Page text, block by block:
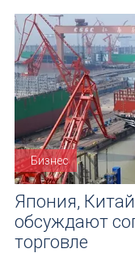
Бизнес
Япония,
обсуждают
торговле